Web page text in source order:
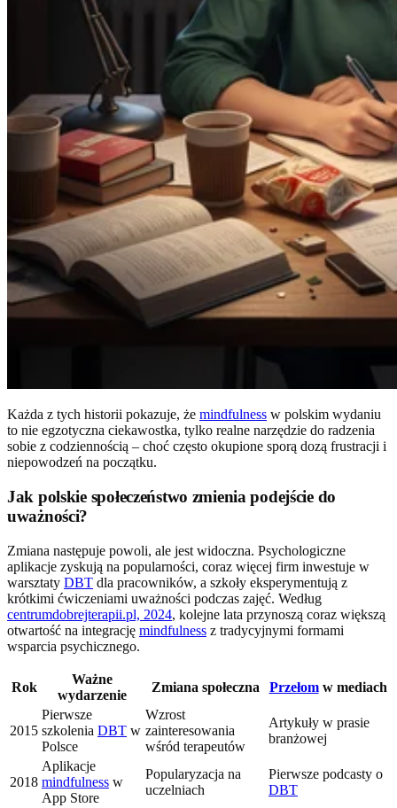
Każda z tych historii pokazuje, że mindfulness w polskim wydaniu
to nie egzotyczna ciekawostka, tylko realne narzędzie do radzenia
sobie z codziennością – choć często okupione sporą dozą frustracji i
niepowodzeń na początku.
Jak polskie społeczeństwo zmienia podejście do
uważności?
Zmiana następuje powoli, ale jest widoczna. Psychologiczne
aplikacje zyskują na popularności, coraz więcej firm inwestuje w
warsztaty DBT dla pracowników, a szkoły eksperymentują z
krótkimi ćwiczeniami uważności podczas zajęć. Według
centrumdobrejterapii.pl, 2024, kolejne lata przynoszą coraz większą
otwartość na integrację mindfulness z tradycyjnymi formami
wsparcia psychicznego.
Rok
Ważne
wydarzenie
Zmiana społeczna Przełomw mediach
2015
Pierwsze
szkolenia DBT w
Polsce
Wzrost
zainteresowania
wśród terapeutów
Artykuły w prasie
branżowej
2018
Aplikacje
mindfulness w
App Store
Popularyzacja na
uczelniach
Pierwsze podcasty o
DBT